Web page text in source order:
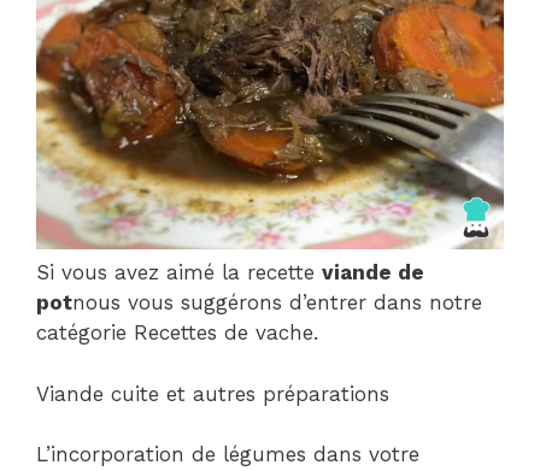
Si vous avez aimé la recette viande de
potnous vous suggérons d’entrer dans notre
catégorie Recettes de vache.
Viande cuite et autres préparations
L’incorporation de légumes dans votre